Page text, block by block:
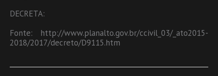
DECRETA:
Fonte: http://www.planalto.gov.br/ccivil_03/_ato2015-
2018/2017/decreto/D9115.htm